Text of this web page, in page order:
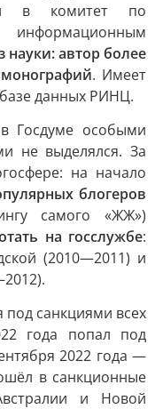
и в комитет по
науки: автор более
. Имеет
данных РИНЦ.
Госдуме особыми
не выделялся. За
на начало
блогеров
самого «ЖЖ»)
на госслужбе:
(2010—2011) и
под санкциями всех
года попал под
2022 года —
в санкционные
и Новой